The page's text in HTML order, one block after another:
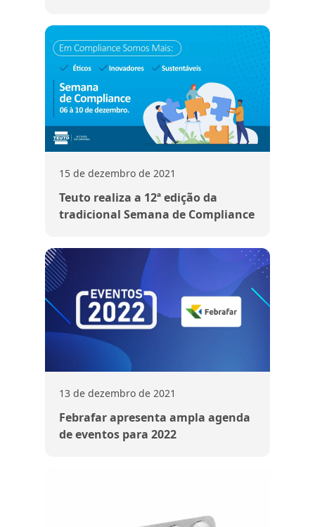
15 de dezembro de 2021
Teuto realiza a 12ª edição da
tradicional Semana de Compliance
13 de dezembro de 2021
Febrafar apresenta ampla agenda
de eventos para 2022